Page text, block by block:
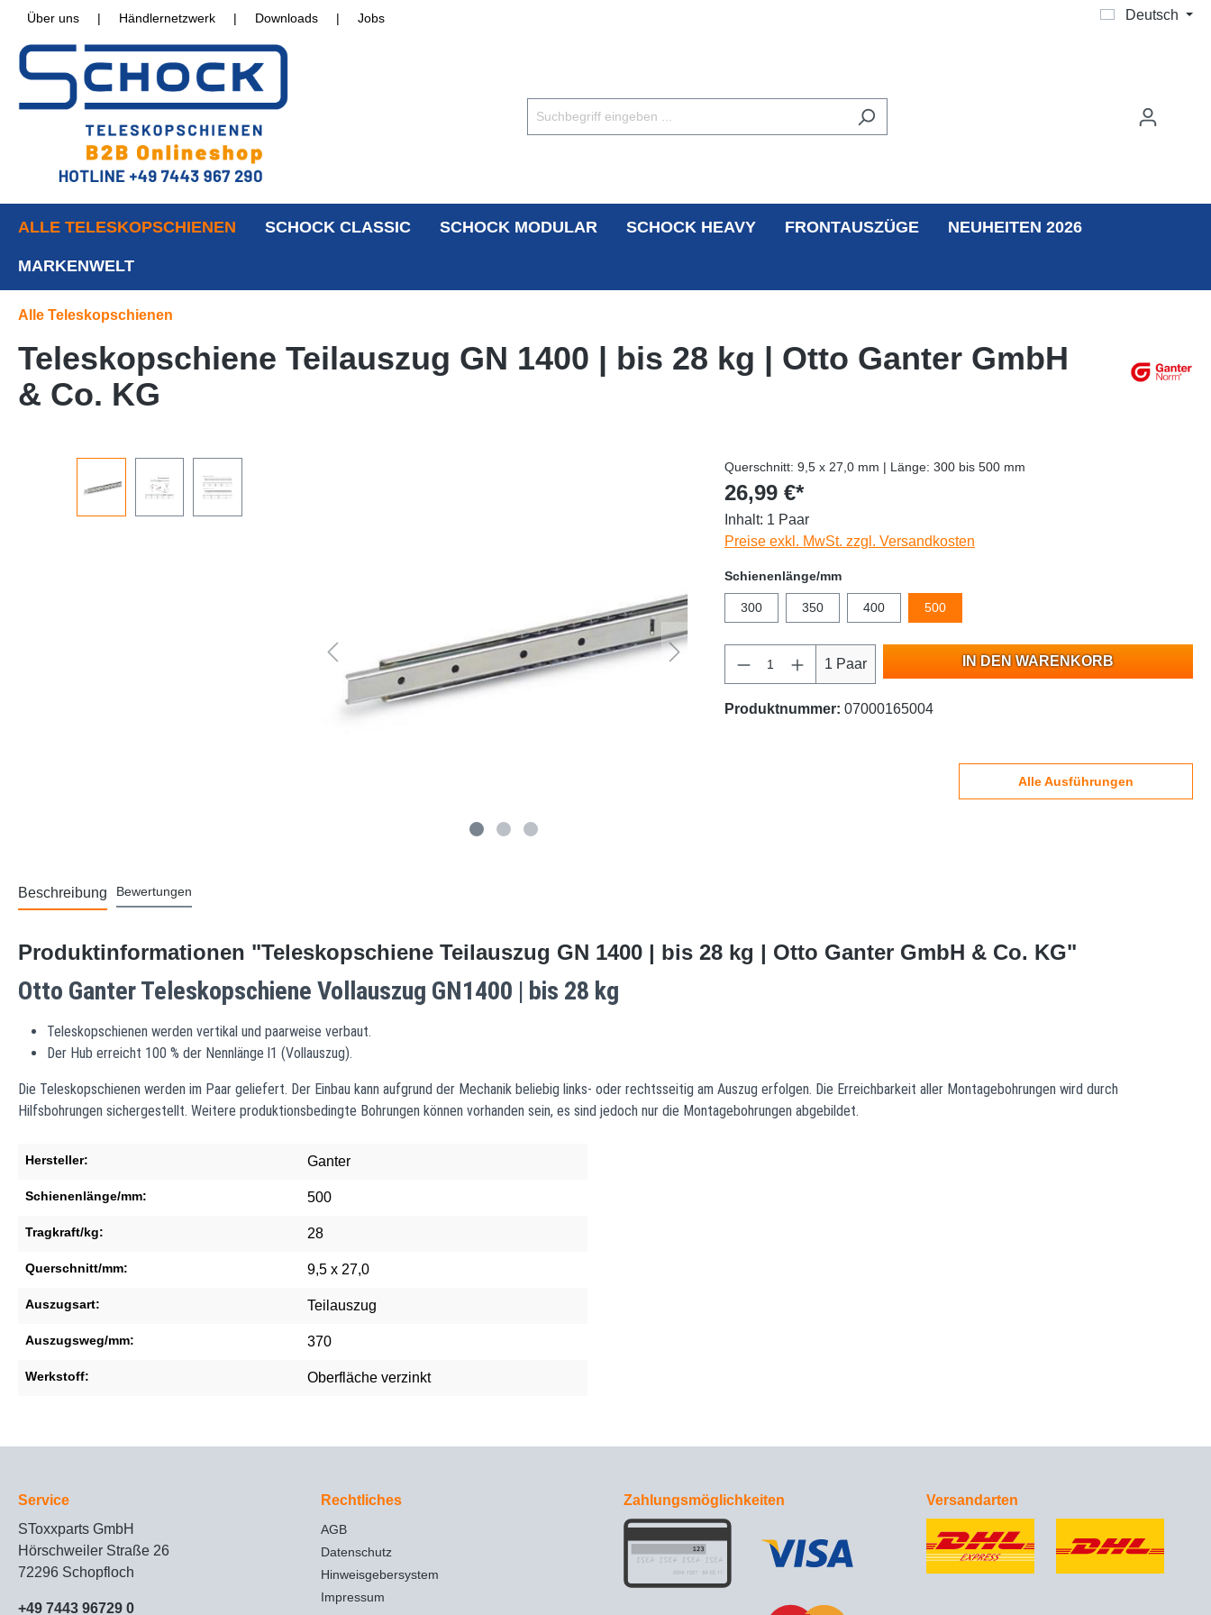
Über uns | Händlernetzwerk | Downloads | Jobs Deutsch
ALLE TELESKOPSCHIENEN SCHOCK CLASSIC SCHOCK MODULAR SCHOCK HEAVY FRONTAUSZÜGE NEUHEITEN 2026
MARKENWELT
Alle Teleskopschienen
Teleskopschiene Teilauszug GN 1400 | bis 28 kg | Otto Ganter GmbH
& Co. KG
Querschnitt: 9,5 x 27,0 mm | Länge: 300 bis 500 mm
26,99 €*
Inhalt: 1 Paar
Preise exkl. MwSt. zzgl. Versandkosten
Schienenlänge/mm
300 350 400 500
1 Paar IN DEN WARENKORB
Produktnummer: 07000165004
Alle Ausführungen
Beschreibung Bewertungen
Produktinformationen "Teleskopschiene Teilauszug GN 1400 | bis 28 kg | Otto Ganter GmbH & Co. KG"
Otto Ganter Teleskopschiene Vollauszug GN1400 | bis 28 kg
Teleskopschienen werden vertikal und paarweise verbaut.
Der Hub erreicht 100 % der Nennlänge l1 (Vollauszug).
Die Teleskopschienen werden im Paar geliefert. Der Einbau kann aufgrund der Mechanik beliebig links- oder rechtsseitig am Auszug erfolgen. Die Erreichbarkeit aller Montagebohrungen wird durch
Hilfsbohrungen sichergestellt. Weitere produktionsbedingte Bohrungen können vorhanden sein, es sind jedoch nur die Montagebohrungen abgebildet.
Hersteller: Ganter
Schienenlänge/mm: 500
Tragkraft/kg: 28
Querschnitt/mm: 9,5 x 27,0
Auszugsart: Teilauszug
Auszugsweg/mm: 370
Werkstoff: Oberfläche verzinkt
Service
SToxxparts GmbH
Hörschweiler Straße 26
72296 Schopfloch
+49 7443 96729 0
Rechtliches
AGB
Datenschutz
Hinweisgebersystem
Impressum
Zahlungsmöglichkeiten Versandarten